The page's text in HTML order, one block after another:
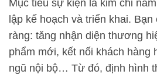
Mục tiêu sự kiện là kim chỉ
lập kế hoạch và triển khai.
ràng: tăng nhận diện thương
phẩm mới, kết nối khách hàng
ngũ nội bộ… Từ đó, định hình